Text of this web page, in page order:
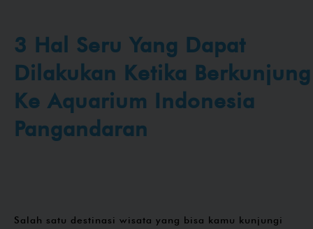
3 Hal Seru Yang Dapat
Dilakukan Ketika Berkunjung
Ke Aquarium Indonesia
Pangandaran
Salah satu destinasi wisata yang bisa kamu kunjungi